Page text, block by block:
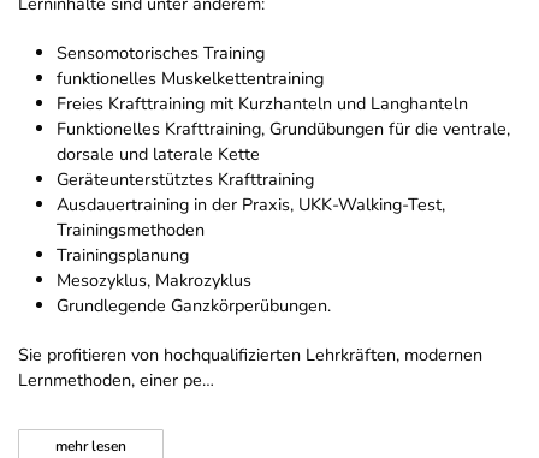
Sensomotorisches Training
funktionelles Muskelkettentraining
Freies Krafttraining mit Kurzhanteln und Langhanteln
Funktionelles Krafttraining, Grundübungen für die ventrale,
dorsale und laterale Kette
Geräteunterstütztes Krafttraining
Ausdauertraining in der Praxis, UKK-Walking-Test,
Trainingsmethoden
Trainingsplanung
Mesozyklus, Makrozyklus
Grundlegende Ganzkörperübungen.
Sie profitieren von hochqualifizierten Lehrkräften, modernen
Lernmethoden, einer pe…
mehrlesen